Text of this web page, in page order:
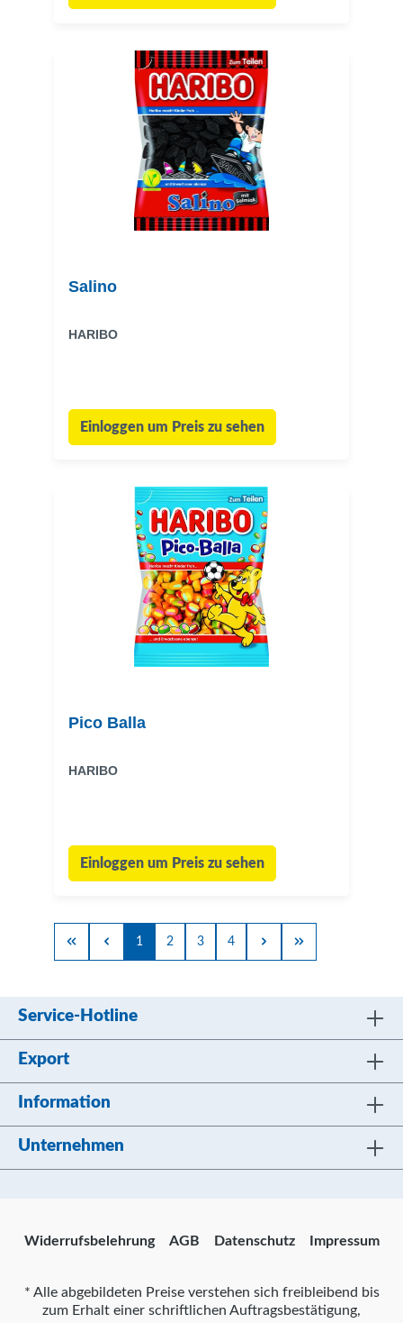
Salino
HARIBO
Einloggen um Preis zu sehen
Pico Balla
HARIBO
Einloggen um Preis zu sehen
1 2 3 4
Service-Hotline
Export
Information
Unternehmen
Widerrufsbelehrung AGB Datenschutz Impressum
* Alle abgebildeten Preise verstehen sich freibleibend bis
zum Erhalt einer schriftlichen Auftragsbestätigung,